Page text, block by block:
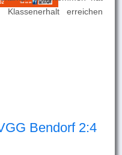
erreichen
Bendorf 2:4